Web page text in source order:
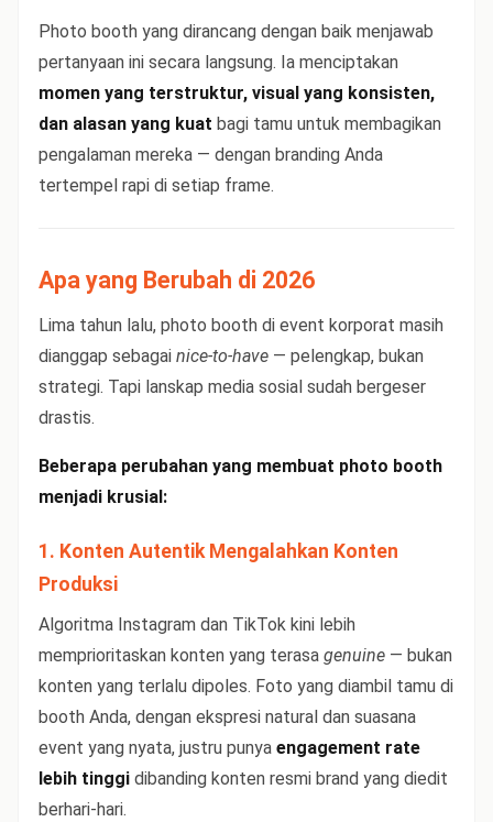
Photo booth yang dirancang dengan baik menjawab
pertanyaan ini secara langsung. Ia menciptakan
momen yang terstruktur, visual yang konsisten,
dan alasan yang kuat bagi tamu untuk membagikan
pengalaman mereka — dengan branding Anda
tertempel rapi di setiap frame.
Apa yang Berubah di 2026
Lima tahun lalu, photo booth di event korporat masih
dianggap sebagai nice-to-have — pelengkap, bukan
strategi. Tapi lanskap media sosial sudah bergeser
drastis.
Beberapa perubahan yang membuat photo booth
menjadi krusial:
1. Konten Autentik Mengalahkan Konten
Produksi
Algoritma Instagram dan TikTok kini lebih
memprioritaskan konten yang terasa genuine — bukan
konten yang terlalu dipoles. Foto yang diambil tamu di
booth Anda, dengan ekspresi natural dan suasana
event yang nyata, justru punya engagement rate
lebih tinggi dibanding konten resmi brand yang diedit
berhari-hari.